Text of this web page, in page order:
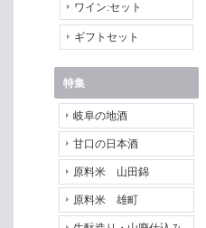
ワイン:セット
ギフトセット
特集
岐阜の地酒
甘口の日本酒
原料米 山田錦
原料米 雄町